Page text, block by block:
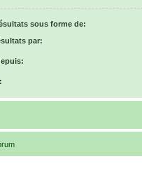
sous forme de:
par: